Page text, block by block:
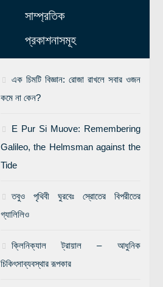
সাম্প্রতিক
প্রকাশনাসমূহ
এক চিমটি বিজ্ঞান: রোজা রাখলে সবার ওজন
কমে না কেন?
E Pur Si Muove: Remembering
Galileo, the Helmsman against the
Tide
তবুও পৃথিবী ঘুরবেঃ স্রোতের বিপরীতের
গ্যালিলিও
ক্লিনিক্যাল ট্রায়াল – আধুনিক
চিকিৎসাব্যবস্থার রূপকার